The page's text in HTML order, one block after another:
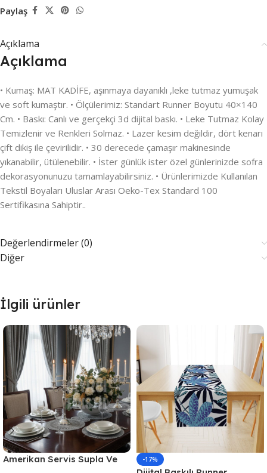
Paylaş
Açıklama
Açıklama
• Kumaş: MAT KADİFE, aşınmaya dayanıklı ,leke tutmaz yumuşak
ve soft kumaştır. • Ölçülerimiz: Standart Runner Boyutu 40×140
Cm. • Baskı: Canlı ve gerçekçi 3d dijital baskı. • Leke Tutmaz Kolay
Temizlenir ve Renkleri Solmaz. • Lazer kesim değildir, dört kenarı
çift dikiş ile çevirilidir. • 30 derecede çamaşır makinesinde
yıkanabilir, ütülenebilir. • İster günlük ister özel günlerinizde sofra
dekorasyonunuzu tamamlayabilirsiniz. • Ürünlerimizde Kullanılan
Tekstil Boyaları Uluslar Arası Oeko-Tex Standard 100
Sertifikasına Sahiptir..
Değerlendirmeler (0)
Diğer
İlgili ürünler
Amerikan Servis Supla Ve
-17%